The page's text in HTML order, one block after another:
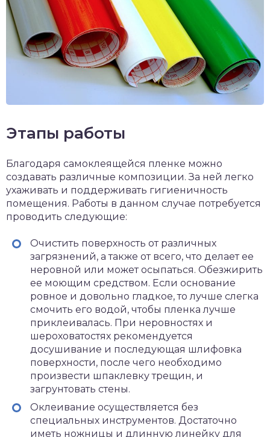
Этапы работы
Благодаря самоклеящейся пленке можно
создавать различные композиции. За ней легко
ухаживать и поддерживать гигиеничность
помещения. Работы в данном случае потребуется
проводить следующие:
Очистить поверхность от различных
загрязнений, а также от всего, что делает ее
неровной или может осыпаться. Обезжирить
ее моющим средством. Если основание
ровное и довольно гладкое, то лучше слегка
смочить его водой, чтобы пленка лучше
приклеивалась. При неровностях и
шероховатостях рекомендуется
досушивание и последующая шлифовка
поверхности, после чего необходимо
произвести шпаклевку трещин, и
загрунтовать стены.
Оклеивание осуществляется без
специальных инструментов. Достаточно
иметь ножницы и длинную линейку для